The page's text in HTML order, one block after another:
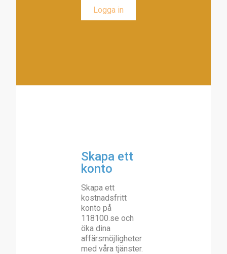
Skapa ett
konto
Skapa ett
kostnadsfritt
konto på
118100.se och
öka dina
affärsmöjligheter
med våra tjänster.